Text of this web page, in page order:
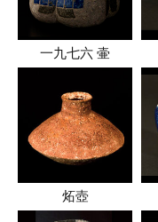
一九七六 壷
炻壺